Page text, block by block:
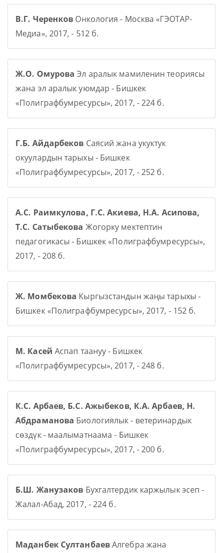
В.Г. Черенков Онкология - Москва «ГЭОТАР-
Медиа», 2017, - 512 б.
Ж.О. Омурова Эл аралык мамиленин теориясы
жана эл аралык уюмдар - Бишкек
«Полиграфбумресурсы», 2017, - 224 б.
Г.Б. Айдарбеков Саясий жана укуктук
окуулардын тарыхы - Бишкек
«Полиграфбумресурсы», 2017, - 252 б.
А.С. Раимкулова, Г.С. Акиева, Н.А. Асипова,
Т.С. Сатыбекова Жогорку мектептин
педагогикасы - Бишкек «Полиграфбумресурсы»,
2017, - 208 б.
Ж. Момбекова Кыргызстандын жаңы тарыхы -
Бишкек «Полиграфбумресурсы», 2017, - 152 б.
М. Касей Аспап таануу - Бишкек
«Полиграфбумресурсы», 2017, - 248 б.
К.С. Арбаев, Б.С. Ажыбеков, К.А. Арбаев, Н.
Абдраманова Биологиялык - ветеринардык
сөздүк - маалыматнаама - Бишкек
«Полиграфбумресурсы», 2017, - 200 б.
Б.Ш. Жанузаков Бухгалтердик каржылык эсеп -
Жалал-Абад, 2017, - 224 б.
Маданбек СултанбаевАлгебра жана